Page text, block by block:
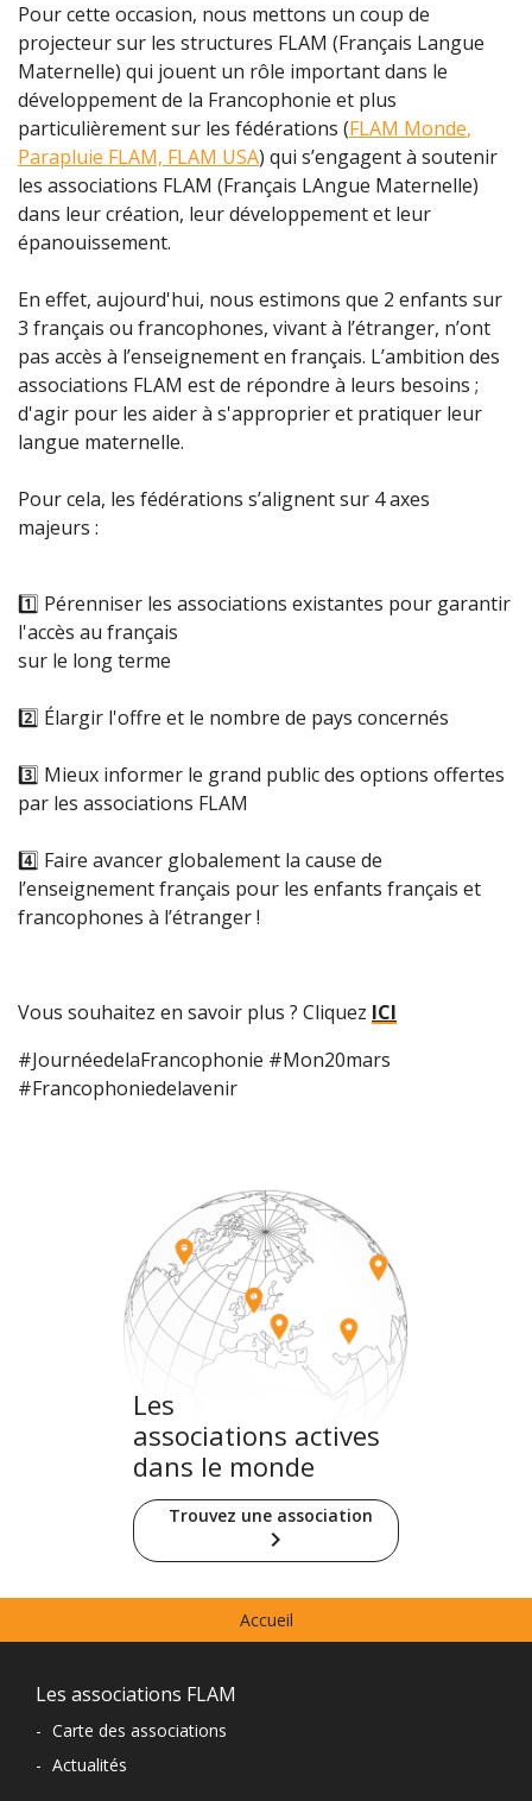
Pour cette occasion, nous mettons un coup de
projecteur sur les structures FLAM (Français Langue
Maternelle) qui jouent un rôle important dans le
développement de la Francophonie et plus
particulièrement sur les fédérations (FLAM Monde,
Parapluie FLAM, FLAM USA) qui s’engagent à soutenir
les associations FLAM (Français LAngue Maternelle)
dans leur création, leur développement et leur
épanouissement.
En effet, aujourd'hui, nous estimons que 2 enfants sur
3 français ou francophones, vivant à l’étranger, n’ont
pas accès à l’enseignement en français. L’ambition des
associations FLAM est de répondre à leurs besoins ;
d'agir pour les aider à s'approprier et pratiquer leur
langue maternelle.
Pour cela, les fédérations s’alignent sur 4 axes
majeurs :
1️ Pérenniser les associations existantes pour garantir
l'accès au français
sur le long terme
2️ Élargir l'offre et le nombre de pays concernés
3️ Mieux informer le grand public des options offertes
par les associations FLAM
4️ Faire avancer globalement la cause de
l’enseignement français pour les enfants français et
francophones à l’étranger !
Vous souhaitez en savoir plus ? Cliquez ICI
#JournéedelaFrancophonie #Mon20mars
#Francophoniedelavenir
Les
associations actives
dans le monde
Trouvez une association
keyboard_arrow_right
Accueil
Navigation
du
pied
Les associations FLAM
- Carte des associations
- Actualités